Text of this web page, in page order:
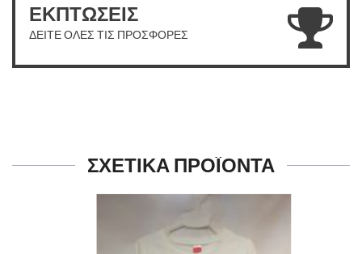
ΕΚΠΤΩΣΕΙΣ
ΔΕΙΤΕ ΟΛΕΣ ΤΙΣ ΠΡΟΣΦΟΡΕΣ
ΣΧΕΤΙΚΑ ΠΡΟΪΟΝΤΑ